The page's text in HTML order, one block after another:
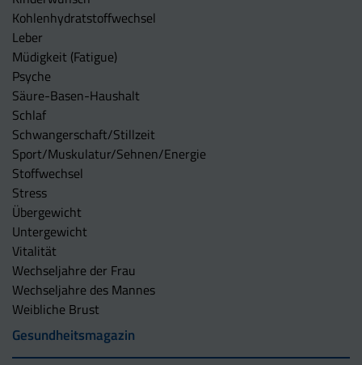
Kohlenhydratstoffwechsel
Leber
Müdigkeit (Fatigue)
Psyche
Säure-Basen-Haushalt
Schlaf
Schwangerschaft/Stillzeit
Sport/Muskulatur/Sehnen/Energie
Stoffwechsel
Stress
Übergewicht
Untergewicht
Vitalität
Wechseljahre der Frau
Wechseljahre des Mannes
Weibliche Brust
Gesundheitsmagazin